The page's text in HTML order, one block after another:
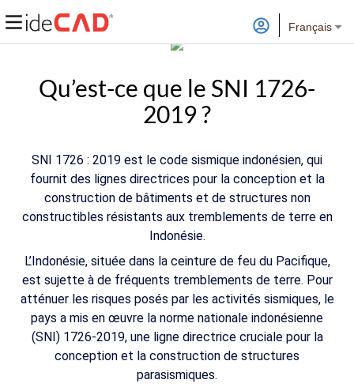
Français
Qu’est-ce que le SNI 1726-
2019 ?
SNI 1726 : 2019 est le code sismique indonésien, qui
fournit des lignes directrices pour la conception et la
construction de bâtiments et de structures non
constructibles résistants aux tremblements de terre en
Indonésie.
L’Indonésie, située dans la ceinture de feu du Pacifique,
est sujette à de fréquents tremblements de terre. Pour
atténuer les risques posés par les activités sismiques, le
pays a mis en œuvre la norme nationale indonésienne
(SNI) 1726-2019, une ligne directrice cruciale pour la
conception et la construction de structures
parasismiques.